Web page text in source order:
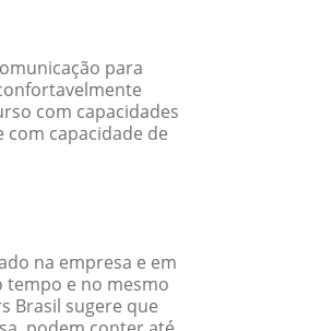
para
com capacidades
capacidade de
na empresa e em
tempo e no mesmo
Brasil sugere que